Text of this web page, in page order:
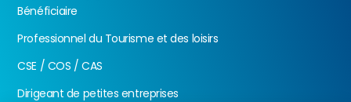
Bénéficiaire
Professionnel du Tourisme et des loisirs
CSE / COS / CAS
Dirigeant de petites entreprises